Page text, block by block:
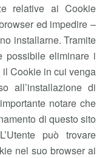
relative ai Cookie
ed impedire –
installarne. Tramite
possibile eliminare i
Cookie in cui venga
all’installazione di
notare che
di questo sito
può trovare
nel suo browser ai